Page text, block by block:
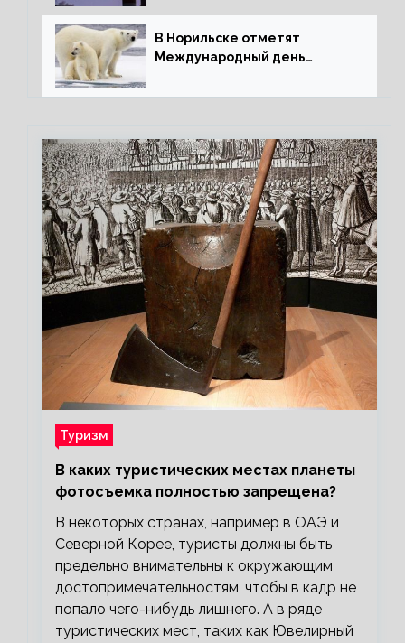
В Норильске отметят
Международный день
Туризм
В каких туристических местах планеты
фотосъемка полностью запрещена?
В некоторых странах, например в ОАЭ и
Северной Корее, туристы должны быть
предельно внимательны к окружающим
достопримечательностям, чтобы в кадр не
попало чего-нибудь лишнего. А в ряде
туристических мест, таких как Ювелирный